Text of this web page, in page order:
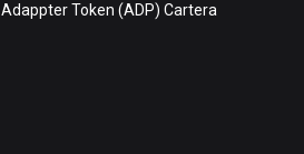
Adappter Token (ADP) Cartera